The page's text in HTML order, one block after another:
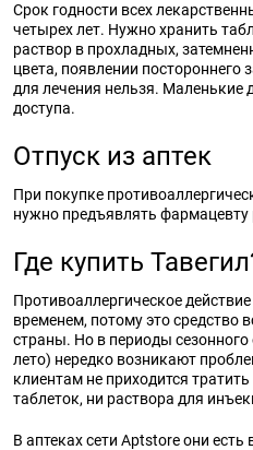
Срок годности всех
четырех лет. Нужно хранить
раствор в прохладных,
цвета, появлении постороннего
для лечения нельзя. Маленькие
доступа.
Отпуск из аптек
При покупке
нужно предъявлять фармацевту
Где купить
Противоаллергическое
временем, потому это средство
страны. Но в периоды сезонного
лето) нередко возникают
клиентам не приходится
таблеток, ни раствора для
В аптеках сети Aptstore они есть